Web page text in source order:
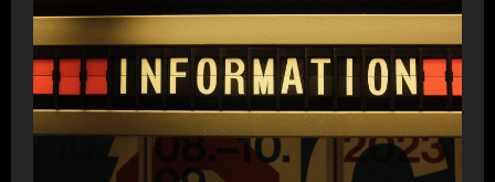
organisieren